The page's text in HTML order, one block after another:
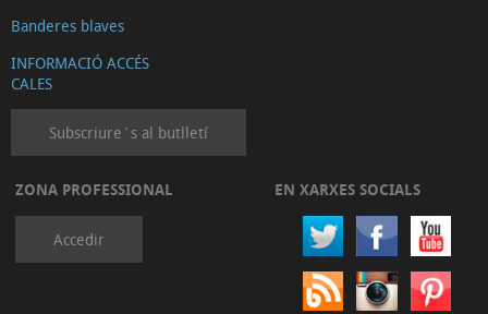
Banderes blaves
INFORMACIÓ ACCÉS
CALES
Subscriure´s al butlletí
ZONA PROFESSIONAL
Accedir
EN XARXES SOCIALS